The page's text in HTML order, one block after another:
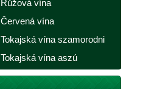
Růžová vína
Červená vína
Tokajská vína szamorodni
Tokajská vína aszú